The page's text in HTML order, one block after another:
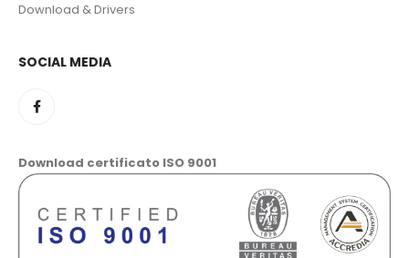
Download & Drivers
SOCIAL MEDIA
Download certificato ISO 9001